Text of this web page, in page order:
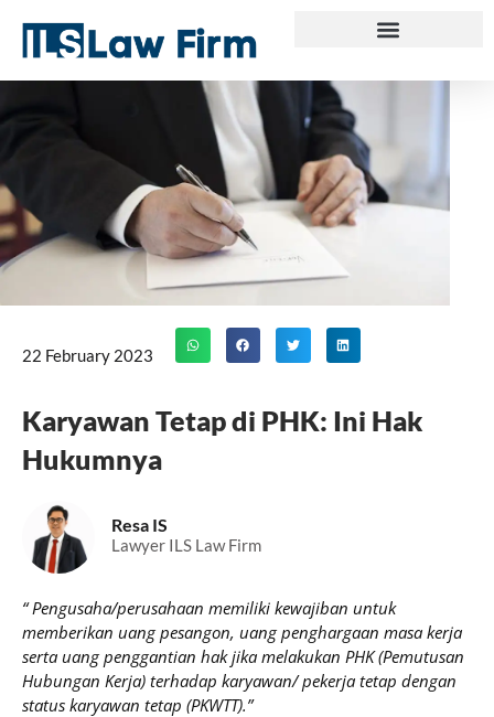
content
22 February 2023
Karyawan Tetap di PHK: Ini Hak
Hukumnya
Resa IS
Lawyer ILS Law Firm
“ Pengusaha/perusahaan memiliki kewajiban untuk
memberikan uang pesangon, uang penghargaan masa kerja
serta uang penggantian hak jika melakukan PHK (Pemutusan
Hubungan Kerja) terhadap karyawan/ pekerja tetap dengan
status karyawan tetap (PKWTT).”